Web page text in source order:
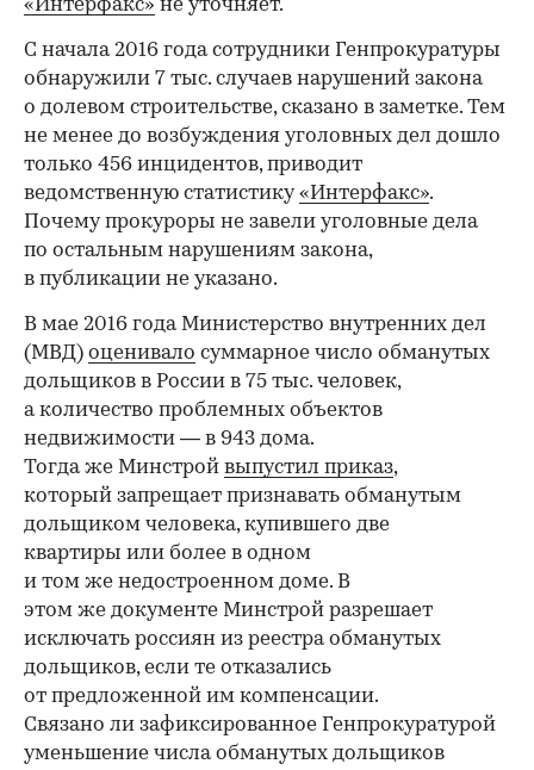
«Интерфакс» не уточняет.
С начала 2016 года сотрудники Генпрокуратуры
обнаружили 7 тыс. случаев нарушений закона
о долевом строительстве, сказано в заметке. Тем
не менее до возбуждения уголовных дел дошло
только 456 инцидентов, приводит
ведомственную статистику«Интерфакс».
Почему прокуроры не завели уголовные дела
по остальным нарушениям закона,
в публикации не указано.
В мае 2016 года Министерство внутренних дел
(МВД) оценивало суммарное число обманутых
дольщиков в России в 75 тыс. человек,
а количество проблемных объектов
недвижимости — в 943 дома.
Тогда же Минстрой выпустил приказ,
который запрещает признавать обманутым
дольщиком человека, купившего две
квартиры или более в одном
и том же недостроенном доме. В
этом же документе Минстрой разрешает
исключать россиян из реестра обманутых
дольщиков, если те отказались
от предложенной им компенсации.
Связано ли зафиксированное Генпрокуратурой
уменьшение числа обманутых дольщиков